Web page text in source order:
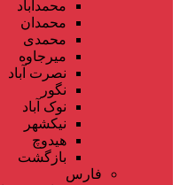
محمدآباد
محمدان
محمدی
میرجاوه
نصرت آباد
نگور
نوک آباد
نیکشهر
هیدوچ
بازگشت
فارس